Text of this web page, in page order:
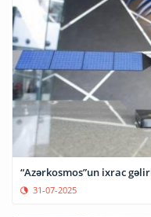
“Azərkosmos”un ixrac
31-07-2025